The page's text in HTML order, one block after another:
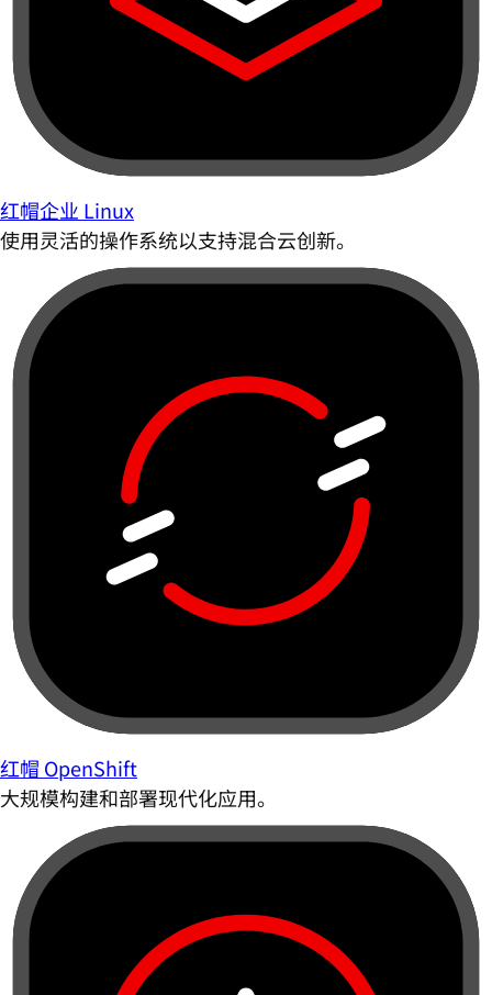
红帽企业 Linux
使用灵活的操作系统以支持混合云创新。
红帽 OpenShift
大规模构建和部署现代化应用。